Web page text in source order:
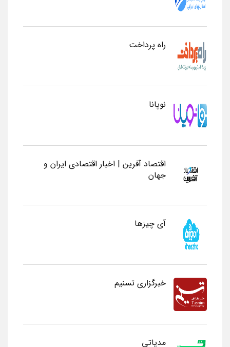
راه پرداخت
نوپانا
اقتصاد آفرین | اخبار اقتصادی ایران و
جهان
آی چیزها
خبرگزاری تسنیم
مدیاتی